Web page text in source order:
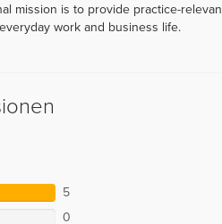
mission is to provide practice-
work and business life.
5
0